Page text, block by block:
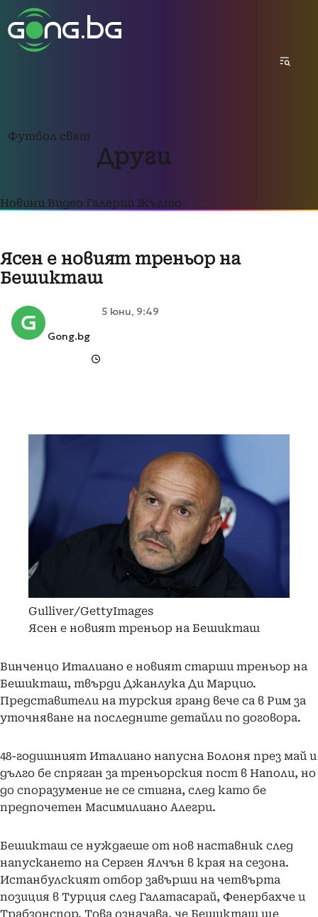
Футбол свят
Други
Новини Видео Галерии Жълто
Ясен е новият треньор на
Бешикташ
Gong.bg
5 юни, 9:49
Gulliver/GettyImages
Ясен е новият треньор на Бешикташ
Винченцо Италиано е новият старши треньор на
Бешикташ, твърди Джанлука Ди Марцио.
Представители на турския гранд вече са в Рим за
уточняване на последните детайли по договора.
48-годишният Италиано напусна Болоня през май и
дълго бе спряган за треньорския пост в Наполи, но
до споразумение не се стигна, след като бе
предпочетен Масимилиано Алегри.
Бешикташ се нуждаеше от нов наставник след
напускането на Серген Ялчън в края на сезона.
Истанбулският отбор завърши на четвърта
позиция в Турция след Галатасарай, Фенербахче и
Трабзонспор. Това означава, че Бешикташ ще